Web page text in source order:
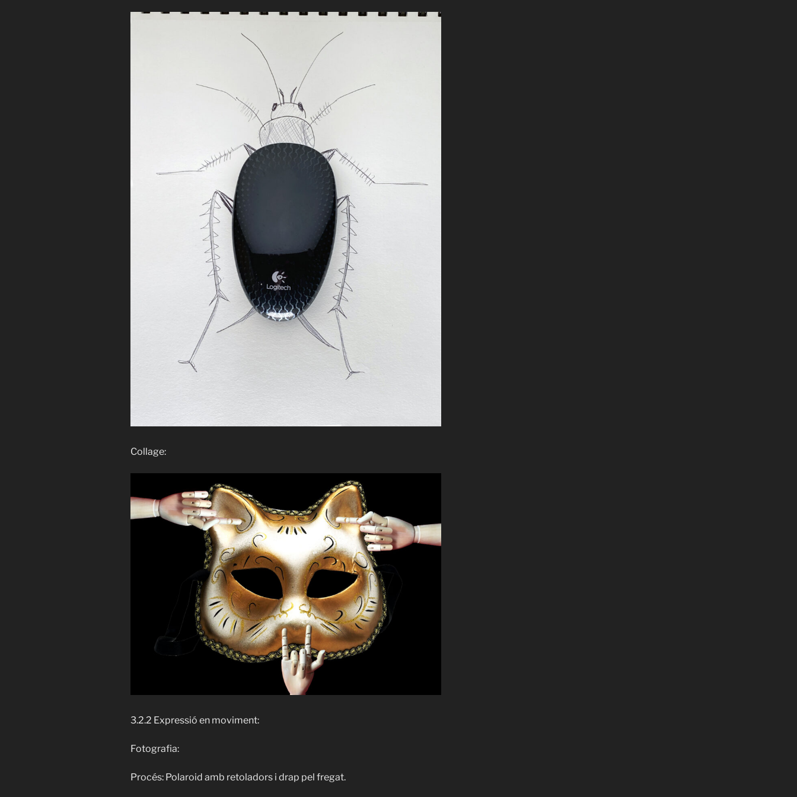
Collage:
3.2.2 Expressió en moviment:
Fotografia:
Procés: Polaroid amb retoladors i drap pel fregat.